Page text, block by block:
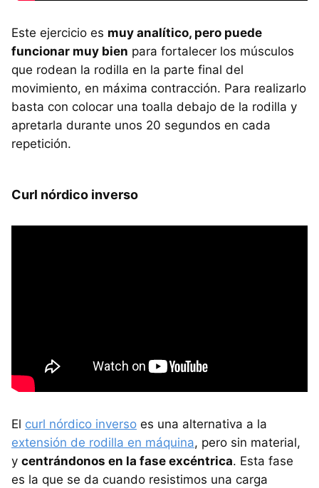
Este ejercicio es muy analítico, pero puede
funcionar muy bien para fortalecer los músculos
que rodean la rodilla en la parte final del
movimiento, en máxima contracción. Para realizarlo
basta con colocar una toalla debajo de la rodilla y
apretarla durante unos 20 segundos en cada
repetición.
Curl nórdico inverso
El curl nórdico inverso es una alternativa a la
extensión de rodilla en máquina, pero sin material,
y centrándonos en la fase excéntrica. Esta fase
es la que se da cuando resistimos una carga